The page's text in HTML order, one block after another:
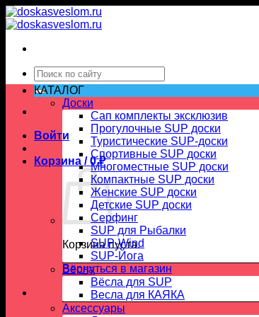
Skip
to
Искать:
Войти
Корзина /0₽
Корзина пуста.
Вернуться в магазин
КАТАЛОГ
Доски
Сап комплекты эксклюзив
Прогулочные SUP доски
Туристические SUP-доски
Спортивные SUP доски
Многоместные SUP доски
Компактные SUP доски
Женские SUP доски
Детские SUP доски
Серфинг
SUP для Рыбалки
SUP-Wind
SUP-Йога
Вёсла
Вёсла для SUP
Весла для КАЯКА
Аксессуары